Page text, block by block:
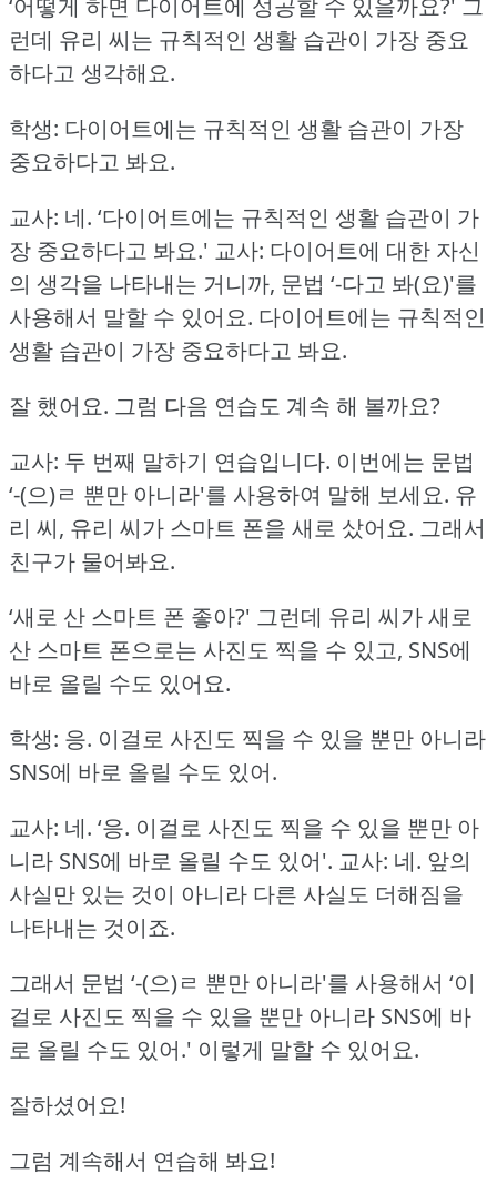
런데 유리 씨는 규칙적인 생활 습관이 가장 중요
하다고 생각해요.
학생: 다이어트에는 규칙적인 생활 습관이 가장
중요하다고 봐요.
교사: 네. ‘다이어트에는 규칙적인 생활 습관이 가
장 중요하다고 봐요.' 교사: 다이어트에 대한 자신
의 생각을 나타내는 거니까, 문법 ‘-다고 봐(요)'를
사용해서 말할 수 있어요. 다이어트에는 규칙적인
생활 습관이 가장 중요하다고 봐요.
잘 했어요. 그럼 다음 연습도 계속 해 볼까요?
교사: 두 번째 말하기 연습입니다. 이번에는 문법
‘-(으)ㄹ 뿐만 아니라'를 사용하여 말해 보세요. 유
리 씨, 유리 씨가 스마트 폰을 새로 샀어요. 그래서
친구가 물어봐요.
‘새로 산 스마트 폰 좋아?' 그런데 유리 씨가 새로
산 스마트 폰으로는 사진도 찍을 수 있고, SNS에
바로 올릴 수도 있어요.
학생: 응. 이걸로 사진도 찍을 수 있을 뿐만 아니라
SNS에 바로 올릴 수도 있어.
교사: 네. ‘응. 이걸로 사진도 찍을 수 있을 뿐만 아
니라 SNS에 바로 올릴 수도 있어'. 교사: 네. 앞의
사실만 있는 것이 아니라 다른 사실도 더해짐을
나타내는 것이죠.
그래서 문법 ‘-(으)ㄹ 뿐만 아니라'를 사용해서 ‘이
걸로 사진도 찍을 수 있을 뿐만 아니라 SNS에 바
로 올릴 수도 있어.' 이렇게 말할 수 있어요.
잘하셨어요!
그럼 계속해서 연습해 봐요!